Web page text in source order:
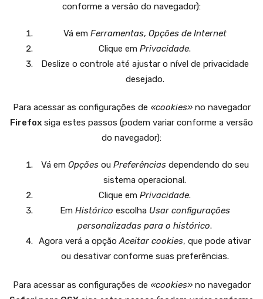
conforme a versão do navegador):
Vá em Ferramentas, Opções de Internet
Clique em Privacidade.
Deslize o controle até ajustar o nível de privacidade
desejado.
Para acessar as configurações de «cookies»no navegador
Firefox siga estes passos (podem variar conforme a versão
do navegador):
Vá em Opçõesou Preferênciasdependendo do seu
sistema operacional.
Clique em Privacidade.
Em Histórico escolha Usar configurações
personalizadas para o histórico.
Agora verá a opçãoAceitar cookies, que pode ativar
ou desativar conforme suas preferências.
Para acessar as configurações de «cookies»no navegador